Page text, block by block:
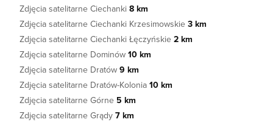
Zdjęcia satelitarne Ciechanki 8 km
Zdjęcia satelitarne Ciechanki Krzesimowskie 3 km
Zdjęcia satelitarne Ciechanki Łęczyńskie 2 km
Zdjęcia satelitarne Dominów 10 km
Zdjęcia satelitarne Dratów 9 km
Zdjęcia satelitarne Dratów-Kolonia 10 km
Zdjęcia satelitarne Górne 5 km
Zdjęcia satelitarne Grądy 7 km